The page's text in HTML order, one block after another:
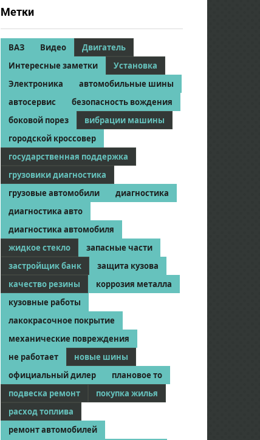
Метки
ВАЗ Видео
Двигатель
Интересные заметки
Установка
Электроника
автомобильные шины
автосервис
безопасность вождения
боковой порез
вибрации машины
городской кроссовер
государственная поддержка
грузовики диагностика
грузовые автомобили
диагностика
диагностика авто
диагностика автомобиля
жидкое стекло
запасные части
застройщик банк
защита кузова
качество резины
коррозия металла
кузовные работы
лакокрасочное покрытие
механические повреждения
не работает
новые шины
официальный дилер
плановое то
подвеска ремонт
покупка жилья
расход топлива
ремонт автомобилей